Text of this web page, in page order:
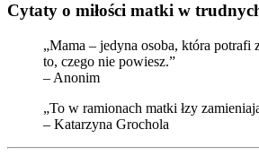
Cytaty o miłości matki w
„Mama – jedyna osoba, która potrafi
to, czego nie powiesz.”
– Anonim
„To w ramionach matki łzy
– Katarzyna Grochola